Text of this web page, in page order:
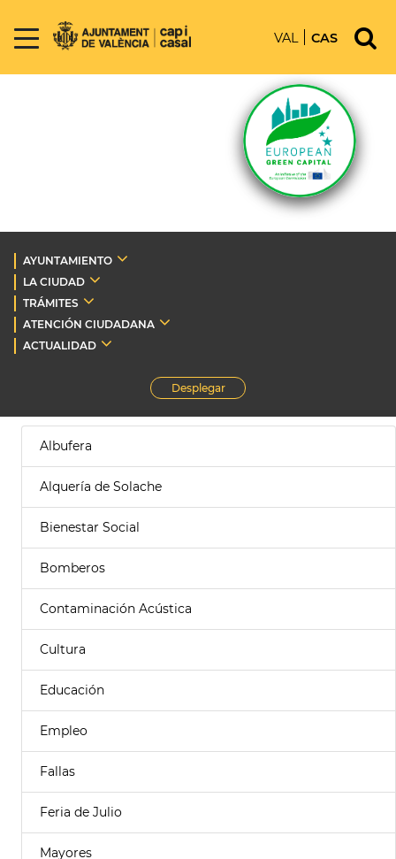
VAL CAS
AYUNTAMIENTO
LA CIUDAD
TRÁMITES
ATENCIÓN CIUDADANA
ACTUALIDAD
Desplegar
Albufera
Alquería de Solache
Bienestar Social
Bomberos
Contaminación Acústica
Cultura
Educación
Empleo
Fallas
Feria de Julio
Mayores